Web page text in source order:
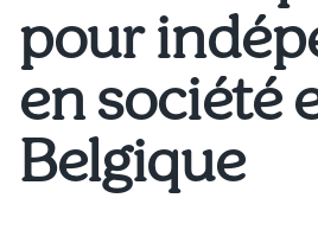
pour
en société
Belgique